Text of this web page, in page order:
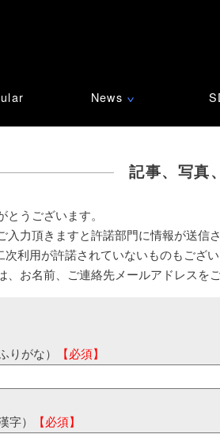
News ∨
記事、写真
とうございます。
入力頂きますと許諾部門に情報が送信
次利用が許諾されていないものもござ
、お名前、ご連絡先メールアドレスを
りがな） 【必須】
字） 【必須】